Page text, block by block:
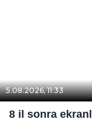
5.08.2026, 11:33
8 il sonra